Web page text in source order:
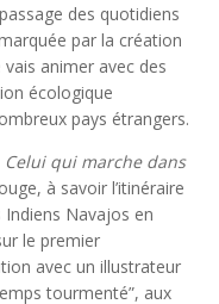
des quotidiens
par la création
animer avec des
écologique
pays étrangers.
Celui qui marche dans
à savoir l’itinéraire
Indiens Navajos en
le premier
avec un illustrateur
tourmenté”, aux